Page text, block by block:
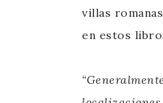
villas
en estos